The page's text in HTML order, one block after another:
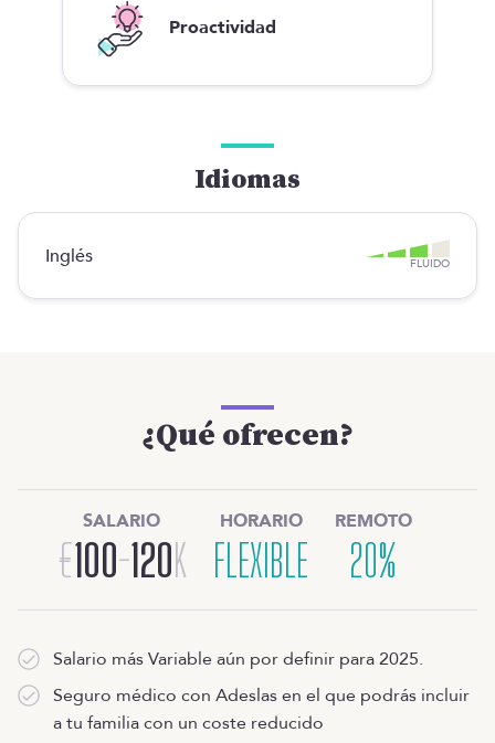
Proactividad
Idiomas
Inglés FLUIDO
¿Qué ofrecen?
SALARIO
€100-120K
HORARIO
FLEXIBLE
REMOTO
20%
Salario más Variable aún por definir para 2025.
Seguro médico con Adeslas en el que podrás incluir
a tu familia con un coste reducido